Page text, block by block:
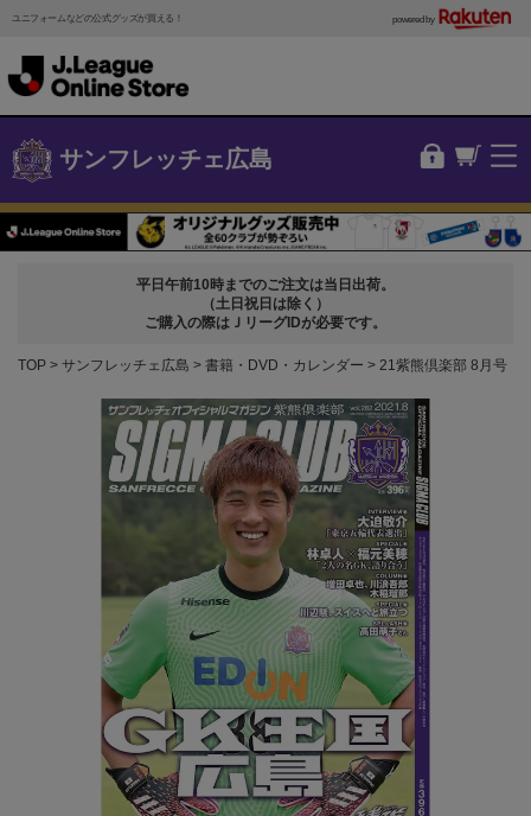
ユニフォームなどの公式グッズが買える！ powered by
サンフレッチェ広島
平日午前10時までのご注文は当日出荷。
（土日祝日は除く）
ご購入の際はＪリーグIDが必要です。
TOP サンフレッチェ広島 書籍・DVD・カレンダー 21紫熊倶楽部 8月号